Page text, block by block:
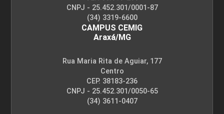
CNPJ - 25.452.301/0001-87
(34) 3319-6600
CAMPUS CEMIG
Araxá/MG
Rua Maria Rita de Aguiar, 177
Centro
CEP. 38183-236
CNPJ - 25.452.301/0050-65
(34) 3611-0407